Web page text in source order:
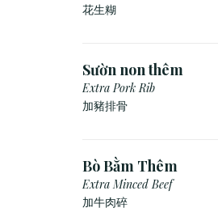
花生糊
Sườn non thêm
Extra Pork Rib
加豬排骨
Bò Bằm Thêm
Extra Minced Beef
加牛肉碎